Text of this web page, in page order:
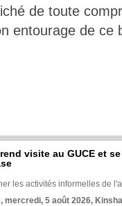
de toute
entourage de ce
visite au GUCE et
les activités informelles de
mercredi, 5 août 2026,